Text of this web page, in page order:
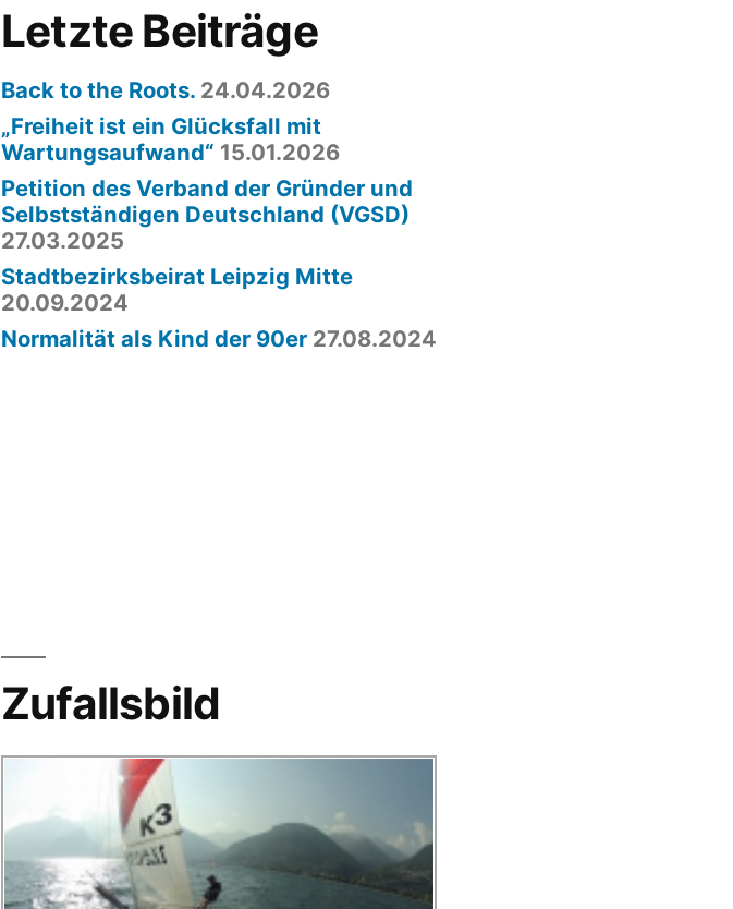
Letzte Beiträge
Back to the Roots. 24.04.2026
„Freiheit ist ein Glücksfall mit
Wartungsaufwand“ 15.01.2026
Petition des Verband der Gründer und
Selbstständigen Deutschland (VGSD)
27.03.2025
Stadtbezirksbeirat Leipzig Mitte
20.09.2024
Normalität als Kind der 90er 27.08.2024
Zufallsbild